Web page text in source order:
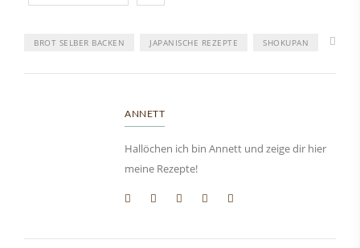
BROT SELBER BACKEN JAPANISCHE REZEPTE SHOKUPAN
ANNETT
Hallöchen ich bin Annett und zeige dir hier
meine Rezepte!